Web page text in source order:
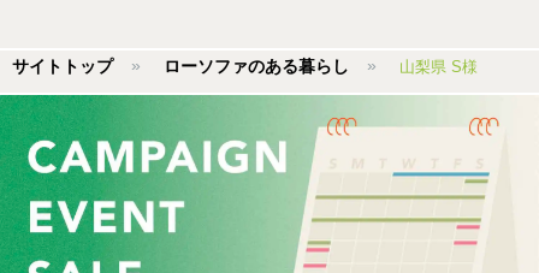
サイトトップ ローソファのある暮らし 山梨県 S様